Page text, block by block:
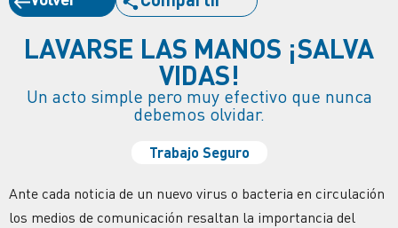
LAVARSE LAS MANOS ¡SALVA
VIDAS!
Un acto simple pero muy efectivo que nunca
debemos olvidar.
Trabajo Seguro
Ante cada noticia de un nuevo virus o bacteria en circulación
los medios de comunicación resaltan la importancia del